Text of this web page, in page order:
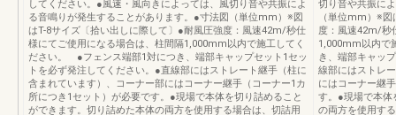
してください。●風速・風向きによっては、風切り音や共振によ
る音鳴りが発生することがあります。●寸法図（単位mm）※図
はT-8サイズ〔拾い出しに際して〕●耐風圧強度：風速42m/秒仕
様にてご使用になる場合は、柱間隔1,000mm以内で施工してく
ださい。 ●フェンス端部1対につき、端部キャップセット1セッ
トを必ず発注してください。●直線部にはストレート継手（柱に
含まれています）、コーナー部にはコーナー継手（コーナー1カ
所につき1セット）が必要です。●現場で本体を切り詰めること
ができます。切り詰めた本体の両方を使用する場合は、切詰用
切り音や共振に
（単位mm）※
度：風速42m/秒
1,000mm以内で
き、端部キャッ
線部にはストレ
にはコーナー継
す。●現場で本体
の両方を使用す